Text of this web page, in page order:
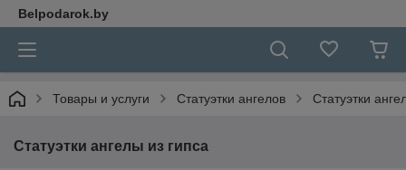
Belpodarok.by
Товары и услуги Статуэтки ангелов Статуэтки
Статуэтки ангелы из гипса